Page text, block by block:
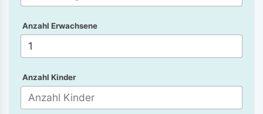
Anzahl Erwachsene
Anzahl Kinder